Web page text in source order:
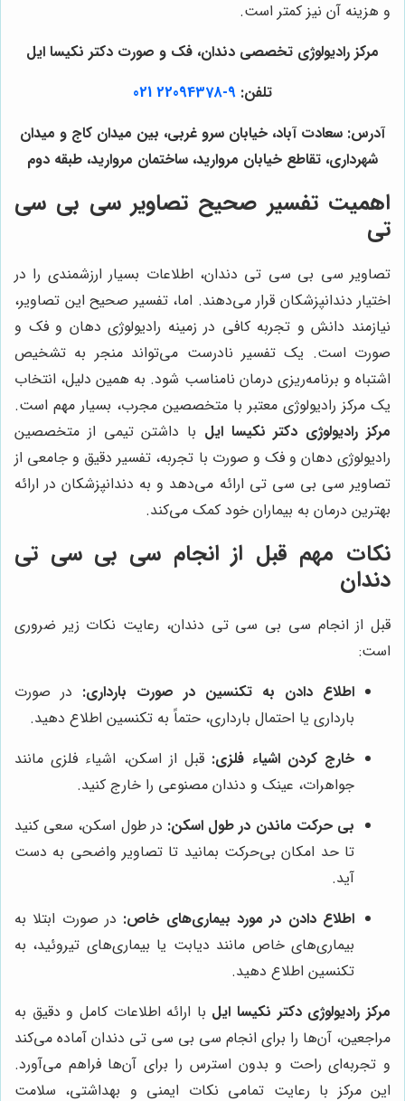
و هزینه آن نیز کمتر است.
مرکز رادیولوژی تخصصی دندان، فک و صورت دکتر نکیسا ایل
تلفن: 9-22094378 021
آدرس: سعادت آباد، خیابان سرو غربی، بین میدان کاج و میدان
شهرداری، تقاطع خیابان مروارید، ساختمان مروارید، طبقه دوم
اهمیت تفسیر صحیح تصاویر سی بی سی
تی
تصاویر سی بی سی تی دندان، اطلاعات بسیار ارزشمندی را در
اختیار دندانپزشکان قرار می‌دهند. اما، تفسیر صحیح این تصاویر،
نیازمند دانش و تجربه کافی در زمینه رادیولوژی دهان و فک و
صورت است. یک تفسیر نادرست می‌تواند منجر به تشخیص
اشتباه و برنامه‌ریزی درمان نامناسب شود. به همین دلیل، انتخاب
یک مرکز رادیولوژی معتبر با متخصصین مجرب، بسیار مهم است.
مرکز رادیولوژی دکتر نکیسا ایل با داشتن تیمی از متخصصین
رادیولوژی دهان و فک و صورت با تجربه، تفسیر دقیق و جامعی از
تصاویر سی بی سی تی ارائه می‌دهد و به دندانپزشکان در ارائه
بهترین درمان به بیماران خود کمک می‌کند.
نکات مهم قبل از انجام سی بی سی تی
دندان
قبل از انجام سی بی سی تی دندان، رعایت نکات زیر ضروری
است:
اطلاع دادن به تکنسین در صورت بارداری: در صورت
بارداری یا احتمال بارداری، حتماً به تکنسین اطلاع دهید.
خارج کردن اشیاء فلزی: قبل از اسکن، اشیاء فلزی مانند
جواهرات، عینک و دندان مصنوعی را خارج کنید.
بی حرکت ماندن در طول اسکن: در طول اسکن، سعی کنید
تا حد امکان بی‌حرکت بمانید تا تصاویر واضحی به دست
آید.
اطلاع دادن در مورد بیماری‌های خاص: در صورت ابتلا به
بیماری‌های خاص مانند دیابت یا بیماری‌های تیروئید، به
تکنسین اطلاع دهید.
مرکز رادیولوژی دکتر نکیسا ایل با ارائه اطلاعات کامل و دقیق به
مراجعین، آن‌ها را برای انجام سی بی سی تی دندان آماده می‌کند
و تجربه‌ای راحت و بدون استرس را برای آن‌ها فراهم می‌آورد.
این مرکز با رعایت تمامی نکات ایمنی و بهداشتی، سلامت